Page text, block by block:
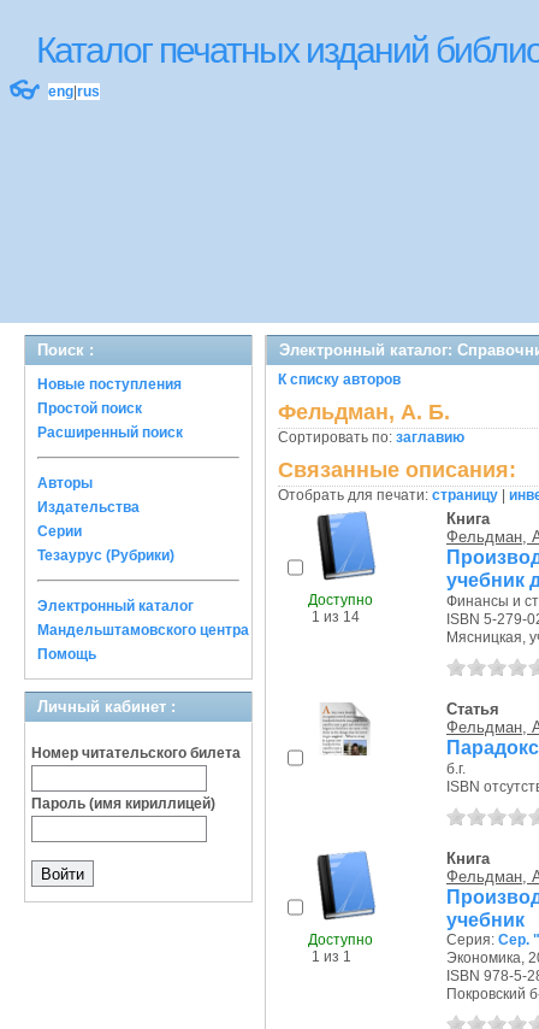
Каталог печатных изданий
👓 eng rus
Поиск :
Новые поступления
Простой поиск
Расширенный поиск
Авторы
Издательства
Серии
Тезаурус (Рубрики)
Электронный каталог
Мандельштамовского центра
Помощь
Личный кабинет :
Номер читательского билета
Пароль (имя кириллицей)
Электронный каталог:
К списку авторов
Фельдман, А. Б.
Сортировать по: заглавию
Связанные описания:
Отобрать для печати: страницу
Доступно
1 из 14
Книга
Фельдман,
учебник
Финансы и
ISBN 5-279-
Мясницкая,
Статья
Фельдман,
б.г.
ISBN
Доступно
1 из 1
Книга
Фельдман,
учебник
Серия: Сер.
Экономика,
ISBN 978-5-
Покровский